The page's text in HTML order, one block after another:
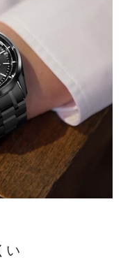
い